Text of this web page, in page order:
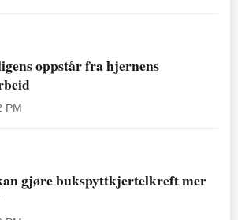
oppstår fra hjernens
PM
gjøre bukspyttkjertelkreft mer